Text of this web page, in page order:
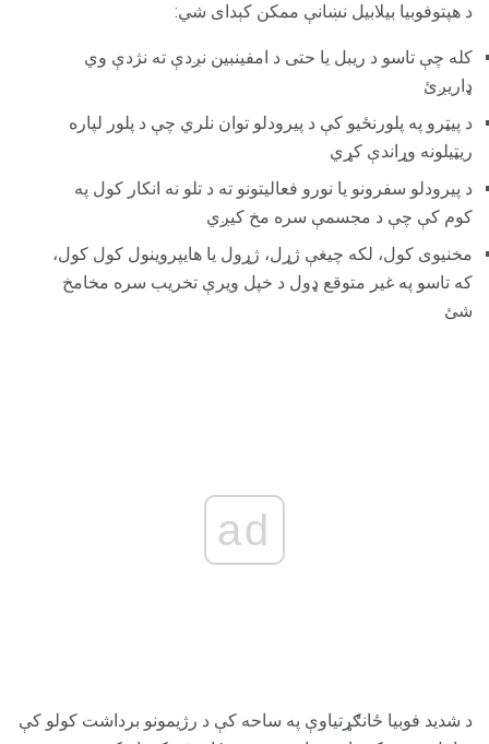
د هپتوفوبیا بیلابیل نښانې ممکن کېدای شي:
کله چې تاسو د ریبل یا حتی د امفینبین نږدې ته نژدې وي
ډاريږئ
د پیټرو په پلورنځیو کې د پیرودلو توان نلري چې د پلور لپاره
ریټیلونه وړاندې کړي
د پیرودلو سفرونو یا نورو فعالیتونو ته د تلو نه انکار کول په
کوم کې چې د مجسمې سره مخ کیږي
مخنیوی کول، لکه چيغې ژړل، ژړول یا هایپروینول کول کول،
که تاسو په غیر متوقع ډول د خپل ویرې تخریب سره مخامخ
شئ
ad
د شدید فوبیا ځانګړتیاوې په ساحه کې د رژیمونو برداشت کولو کې